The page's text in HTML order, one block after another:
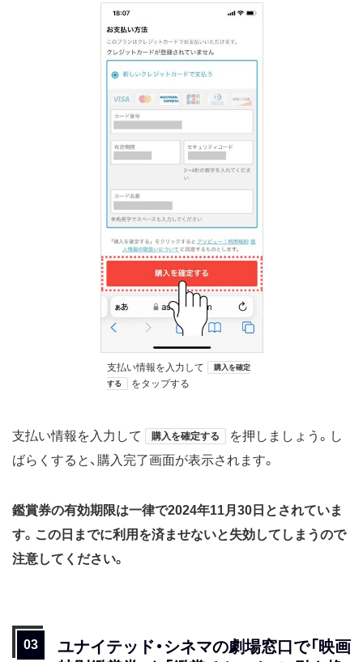
支払い情報を入力して
購入を確定
する
をタップする
支払い情報を入力して 購入を確定する
を押しましょう。し
ばらくすると、購入完了画面が表示されます。
鑑賞券の有効期限は一律で2024年11月30日とされていま
す。この日までに利用を済ませないと失効してしまうので
注意してください。
ユナイテッド・シネマの劇場窓口で「映画